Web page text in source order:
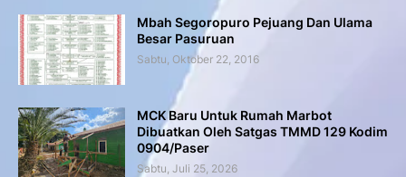
Mbah Segoropuro Pejuang Dan Ulama
Besar Pasuruan
Sabtu, Oktober 22, 2016
MCK Baru Untuk Rumah Marbot
Dibuatkan Oleh Satgas TMMD 129 Kodim
0904/Paser
Sabtu, Juli 25, 2026